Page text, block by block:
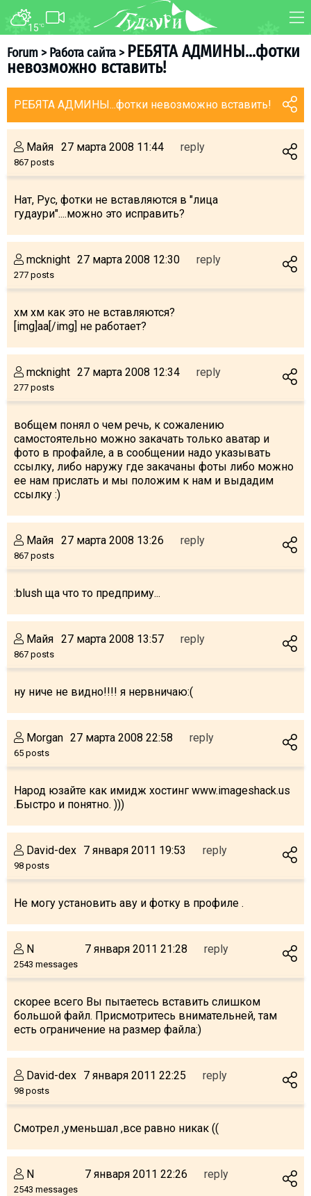
15°C
Forum>Работа сайта> РЕБЯТА АДМИНЫ...фотки
невозможно вставить!
РЕБЯТА АДМИНЫ...фотки невозможно вставить!
Майя
867 posts
27 марта 2008 11:44 reply
Нат, Рус, фотки не вставляются в "лица
гудаури"....можно это исправить?
mcknight
277 posts
27 марта 2008 12:30 reply
хм хм как это не вставляются?
[img]аа[/img] не работает?
mcknight
277 posts
27 марта 2008 12:34 reply
вобщем понял о чем речь, к сожалению
самостоятельно можно закачать только аватар и
фото в профайле, а в сообщении надо указывать
ссылку, либо наружу где закачаны фоты либо можно
ее нам прислать и мы положим к нам и выдадим
ссылку :)
Майя
867 posts
27 марта 2008 13:26 reply
:blush ща что то предприму...
Майя
867 posts
27 марта 2008 13:57 reply
ну ниче не видно!!!! я нервничаю:(
Morgan
65 posts
27 марта 2008 22:58 reply
Народ юзайте как имидж хостинг www.imageshack.us
.Быстро и понятно. )))
David-dex
98 posts
7 января 2011 19:53 reply
Не могу установить аву и фотку в профиле .
N
2543 messages
7 января 2011 21:28 reply
скорее всего Вы пытаетесь вставить слишком
большой файл. Присмотритесь внимательней, там
есть ограничение на размер файла:)
David-dex
98 posts
7 января 2011 22:25 reply
Смотрел ,уменьшал ,все равно никак ((
N
2543 messages
7 января 2011 22:26 reply
FORUM MAP
TRANSFER
About ski resort
Piste map
Ski instructors
Ski rent
Kids in Gudauri
LODGING
Cottages
Hotels
% Hot deals
Long term rent
Kazbegi
Other
About Georgia
Visas
What to drink?
Local money
Gallery
Travel reports
Safety